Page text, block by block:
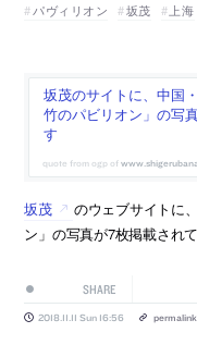
パヴィリオン
坂茂 上海
坂茂のサイトに、中国
竹のパビリオン」の写
す
坂茂
のウェブサイトに
ン」の写真が7枚掲載されて
SHARE
2018.11.11 Sun 16:56 permalink